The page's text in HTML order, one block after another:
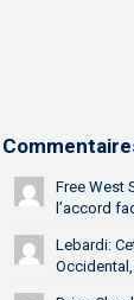
Free West
l’accord
Lebardi:
Occidental,